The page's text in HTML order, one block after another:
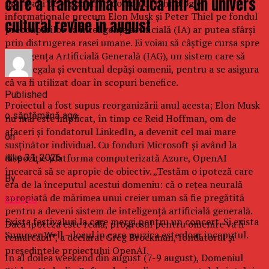
patru ani de vizionari în domeniul tehnologiei
informaţionale precum Elon Musk şi Peter Thiel pe fondul
preocupărilor că inteligenţa artificială (IA) ar putea sfârşi
prin distrugerea rasei umane. Ei voiau să câştige cursa spre
Inteligenţa Artificială Generală (IAG), un sistem care să
poată egala şi eventual depăşi oamenii, pentru a se asigura
că va fi utilizat doar în scopuri benefice.
Proiectul a fost supus reorganizării anul acesta; Elon Musk
nu mai este implicat, în timp ce Reid Hoffman, om de
afaceri şi fondatorul LinkedIn, a devenit cel mai mare
susţinător individual. Cu fonduri Microsoft şi având la
dispoziţie platforma computerizată Azure, OpenAI
încearcă să se apropie de obiectiv. „Testăm o ipoteză care
era de la începutul acestui domeniu: că o reţea neurală
apropiată de mărimea unui creier uman să fie pregătită
pentru a deveni sistem de inteligenţă artificială generală.
Dacă ipoteza este reală, progresul pentru omenire va fi
remarcabil”, a declarat Greg Brockman, fondatorul şi
preşedintele proiectului OpenAI.
care a transformat muzica intr-un univers
cultural revine in august
Published
o săptămână ago
on
iulie 31, 2026
By
b2bseo
Exista festivaluri la care mergi pentru un concert. Si exista
Summer Well – locul in care muzica este doar inceputul.
In al doilea weekend din august (7-9 august), Domeniul